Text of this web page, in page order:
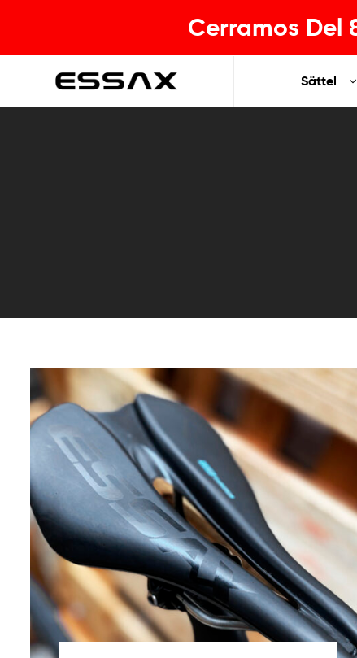
Cerramos Del
ESSAX
Bedarf
Spanien
hergestellte
Sättel
Spanien
hergestellte
Sättel
Sättel